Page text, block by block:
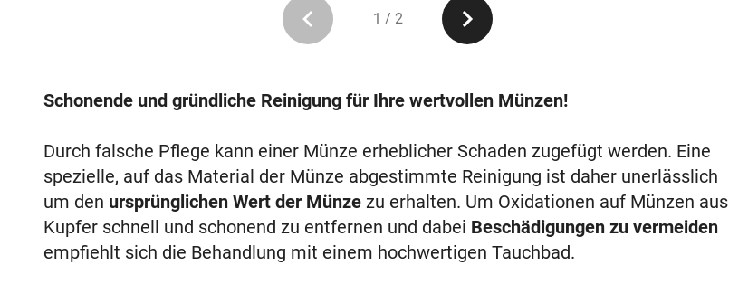
1 / 2
Schonende und gründliche Reinigung für Ihre wertvollen Münzen!
Durch falsche Pflege kann einer Münze erheblicher Schaden zugefügt werden. Eine
spezielle, auf das Material der Münze abgestimmte Reinigung ist daher unerlässlich
um den ursprünglichen Wert der Münze zu erhalten. Um Oxidationen auf Münzen aus
Kupfer schnell und schonend zu entfernen und dabei Beschädigungen zu vermeiden
empfiehlt sich die Behandlung mit einem hochwertigen Tauchbad.